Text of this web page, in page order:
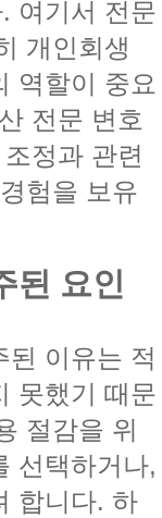
여기서 전문
개인회생
역할이 중요
전문 변호
정과 관련
험을 보유
된 요인
된 이유는 적
못했기 때문
절감을 위
선택하거나,
합니다. 하